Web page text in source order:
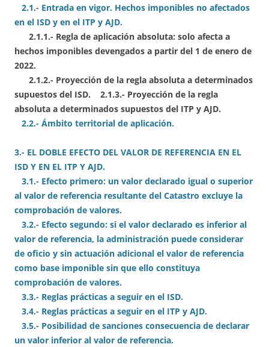
2.1.- Entrada en vigor. Hechos imponibles no afectados
en el ISD y en el ITP y AJD.
2.1.1.- Regla de aplicación absoluta: solo afecta a
hechos imponibles devengados a partir del 1 de enero de
2022.
2.1.2.- Proyección de la regla absoluta a determinados
supuestos del ISD. 2.1.3.- Proyección de la regla
absoluta a determinados supuestos del ITP y AJD.
2.2.- Ámbito territorial de aplicación.
3.- EL DOBLE EFECTO DEL VALOR DE REFERENCIA EN EL
ISD Y EN EL ITP Y AJD.
3.1.- Efecto primero: un valor declarado igual o superior
al valor de referencia resultante del Catastro excluye la
comprobación de valores.
3.2.- Efecto segundo: si el valor declarado es inferior al
valor de referencia, la administración puede considerar
de oficio y sin actuación adicional el valor de referencia
como base imponible sin que ello constituya
comprobación de valores.
3.3.- Reglas prácticas a seguir en el ISD.
3.4.- Reglas prácticas a seguir en el ITP y AJD.
3.5.- Posibilidad de sanciones consecuencia de declarar
un valor inferior al valor de referencia.